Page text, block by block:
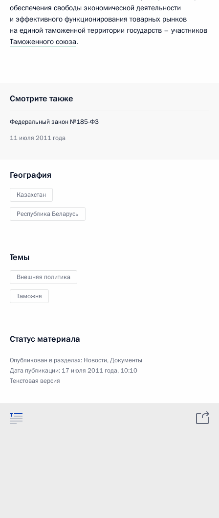
обеспечения свободы экономической деятельности
и эффективного функционирования товарных рынков
на единой таможенной территории государств – участников
Таможенного союза.
Смотрите также
Федеральный закон №185-ФЗ
11 июля 2011 года
География
Казахстан
Республика Беларусь
Темы
Внешняя политика
Таможня
Статус материала
Опубликован в разделах: Новости,Документы
Дата публикации: 17 июля 2011 года, 10:10
Текстовая версия